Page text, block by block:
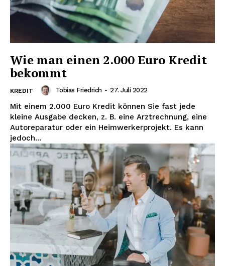
Erhalte unseren
NEWSLETTER ABONNIEREN
Inhalte
Wie man einen 2.000 Euro Kredit
bekommt
KREDIT Tobias Friedrich - 27. Juli 2022
Mit einem 2.000 Euro Kredit können Sie fast jede
kleine Ausgabe decken, z. B. eine Arztrechnung, eine
Autoreparatur oder ein Heimwerkerprojekt. Es kann
jedoch...